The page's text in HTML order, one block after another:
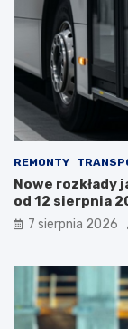
REMONTY
Nowe rozkłady
od 12 sierpnia
7 sierpnia 2026